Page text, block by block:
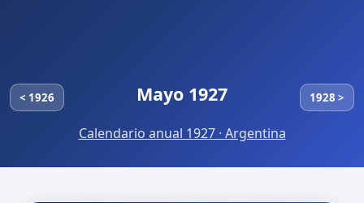
< 1926 Mayo 1927 1928 >
Calendario anual 1927 · Argentina